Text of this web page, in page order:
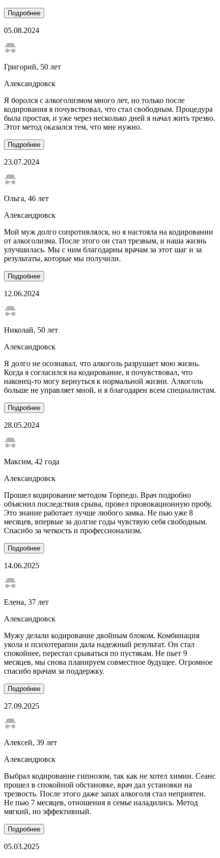
Подробнее
05.08.2024
Григорий, 50 лет
Александровск
Я боролся с алкоголизмом много лет, но только после
кодирования я почувствовал, что стал свободным. Процедура
была простая, и уже через несколько дней я начал жить трезво.
Этот метод оказался тем, что мне нужно.
Подробнее
23.07.2024
Ольга, 46 лет
Александровск
Мой муж долго сопротивлялся, но я настояла на кодировании
от алкоголизма. После этого он стал трезвым, и наша жизнь
улучшилась. Мы с ним благодарны врачам за этот шаг и за
результаты, которые мы получили.
Подробнее
12.06.2024
Николай, 50 лет
Александровск
Я долго не осознавал, что алкоголь разрушает мою жизнь.
Когда я согласился на кодирование, я почувствовал, что
наконец-то могу вернуться к нормальной жизни. Алкоголь
больше не управляет мной, и я благодарен всем специалистам.
Подробнее
28.05.2024
Максим, 42 года
Александровск
Прошел кодирование методом Торпедо. Врач подробно
объяснил последствия срыва, провел провокационную пробу.
Это знание работает лучше любого замка. Не пью уже 8
месяцев, впервые за долгие годы чувствую себя свободным.
Спасибо за четкость и профессионализм.
Подробнее
14.06.2025
Елена, 37 лет
Александровск
Мужу делали кодирование двойным блоком. Комбинация
укола и психотерапии дала надежный результат. Он стал
спокойнее, перестал срываться по пустякам. Не пьет 9
месяцев, мы снова планируем совместное будущее. Огромное
спасибо врачам за поддержку.
Подробнее
27.09.2025
Алексей, 39 лет
Александровск
Выбрал кодирование гипнозом, так как не хотел химии. Сеанс
прошел в спокойной обстановке, врач дал установки на
трезвость. После этого даже запах алкоголя стал неприятен.
Не пью 7 месяцев, отношения в семье наладились. Метод
мягкий, но эффективный.
Подробнее
05.03.2025